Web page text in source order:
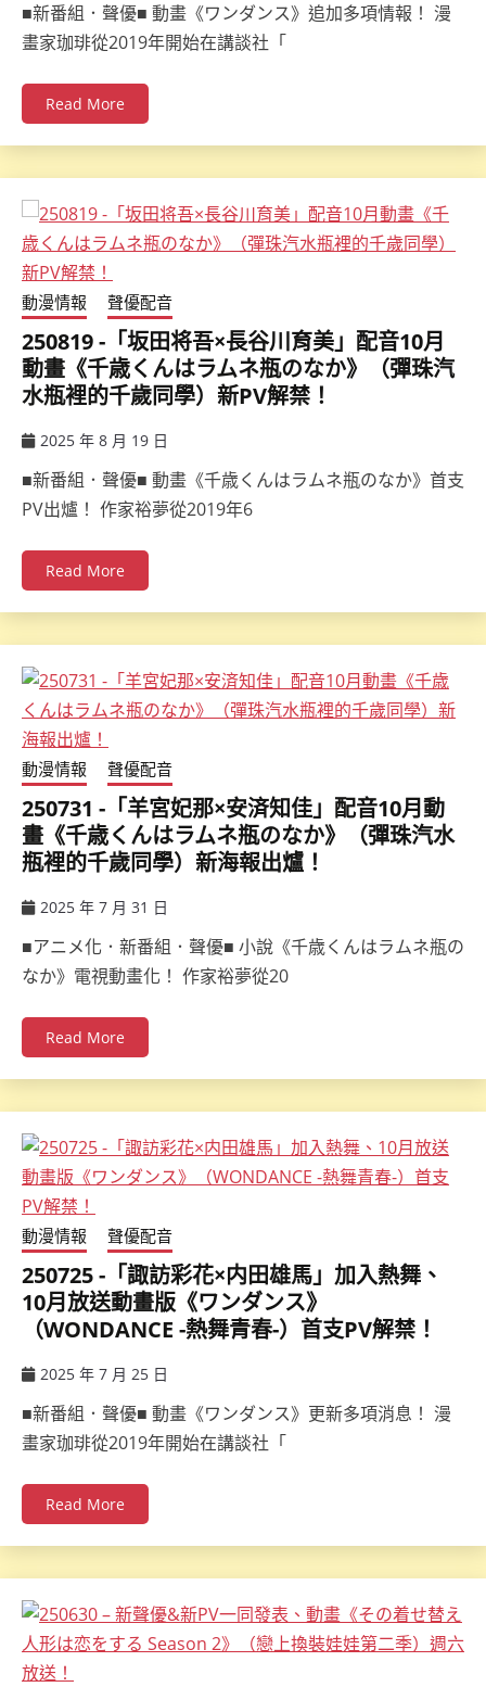
■新番組．聲優■ 動畫《ワンダンス》追加多項情報！ 漫
畫家珈琲從2019年開始在講談社「
Read More
動漫情報 聲優配音
250819 -「坂田将吾×長谷川育美」配音10月
動畫《千歳くんはラムネ瓶のなか》（彈珠汽
水瓶裡的千歲同學）新PV解禁！
2025 年 8 月 19 日
■新番組．聲優■ 動畫《千歳くんはラムネ瓶のなか》首支
PV出爐！ 作家裕夢從2019年6
Read More
動漫情報 聲優配音
250731 -「羊宮妃那×安済知佳」配音10月動
畫《千歳くんはラムネ瓶のなか》（彈珠汽水
瓶裡的千歲同學）新海報出爐！
2025 年 7 月 31 日
■アニメ化．新番組．聲優■ 小說《千歳くんはラムネ瓶の
なか》電視動畫化！ 作家裕夢從20
Read More
動漫情報 聲優配音
250725 -「諏訪彩花×内田雄馬」加入熱舞、
10月放送動畫版《ワンダンス》
（WONDANCE -熱舞青春-）首支PV解禁！
2025 年 7 月 25 日
■新番組．聲優■ 動畫《ワンダンス》更新多項消息！ 漫
畫家珈琲從2019年開始在講談社「
Read More